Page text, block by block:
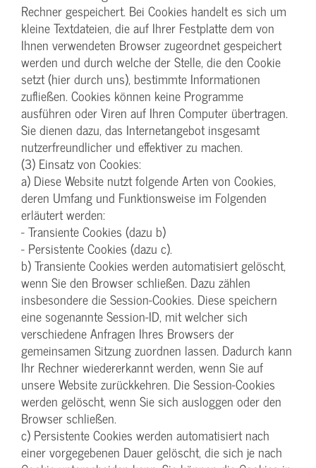
Rechner gespeichert. Bei Cookies handelt es sich um
kleine Textdateien, die auf Ihrer Festplatte dem von
Ihnen verwendeten Browser zugeordnet gespeichert
werden und durch welche der Stelle, die den Cookie
setzt (hier durch uns), bestimmte Informationen
zufließen. Cookies können keine Programme
ausführen oder Viren auf Ihren Computer übertragen.
Sie dienen dazu, das Internetangebot insgesamt
nutzerfreundlicher und effektiver zu machen.
(3) Einsatz von Cookies:
a) Diese Website nutzt folgende Arten von Cookies,
deren Umfang und Funktionsweise im Folgenden
erläutert werden:
- Transiente Cookies (dazu b)
- Persistente Cookies (dazu c).
b) Transiente Cookies werden automatisiert gelöscht,
wenn Sie den Browser schließen. Dazu zählen
insbesondere die Session-Cookies. Diese speichern
eine sogenannte Session-ID, mit welcher sich
verschiedene Anfragen Ihres Browsers der
gemeinsamen Sitzung zuordnen lassen. Dadurch kann
Ihr Rechner wiedererkannt werden, wenn Sie auf
unsere Website zurückkehren. Die Session-Cookies
werden gelöscht, wenn Sie sich ausloggen oder den
Browser schließen.
c) Persistente Cookies werden automatisiert nach
einer vorgegebenen Dauer gelöscht, die sich je nach